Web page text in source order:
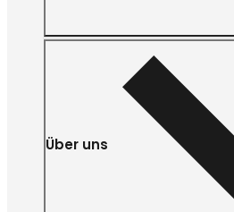
Über uns